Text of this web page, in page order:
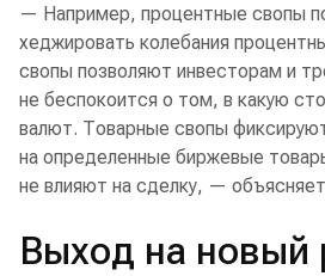
— Например, процентные свопы
хеджировать колебания
свопы позволяют инвесторам и
не беспокоится о том, в какую
валют. Товарные свопы
на определенные биржевые
не влияют на сделку, —
Выход на новый